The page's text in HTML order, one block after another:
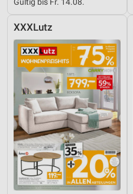
XXXLutz